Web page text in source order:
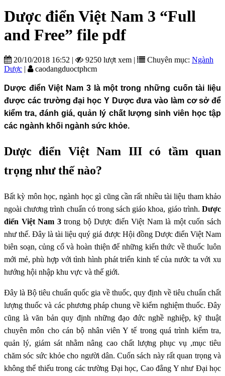
Dược điển Việt Nam 3 “Full
and Free” file pdf
20/10/2018 16:52 | 9250 lượt xem | Chuyên mục: Ngành
Dược | caodangduoctphcm
Dược điển Việt Nam 3 là một trong những cuốn tài liệu
được các trường đại học Y Dược đưa vào làm cơ sở để
kiểm tra, đánh giá, quản lý chất lượng sinh viên học tập
các ngành khối ngành sức khỏe.
Dược điển Việt Nam III có tầm quan
trọng như thế nào?
Bất kỳ môn học, ngành học gì cũng cần rất nhiều tài liệu tham khảo
ngoài chương trình chuẩn có trong sách giáo khoa, giáo trình. Dược
điển Việt Nam 3trong bộ Dược điển Việt Nam là một cuốn sách
như thế. Đây là tài liệu quý giá được Hội đồng Dược điển Việt Nam
biên soạn, củng cố và hoàn thiện để những kiến thức về thuốc luôn
mới mẻ, phù hợp với tình hình phát triển kinh tế của nước ta với xu
hướng hội nhập khu vực và thế giới.
Đây là Bộ tiêu chuẩn quốc gia về thuốc, quy định về tiêu chuẩn chất
lượng thuốc và các phương pháp chung về kiểm nghiệm thuốc. Đây
cũng là văn bản quy định những đạo đức nghề nghiệp, kỹ thuật
chuyên môn cho cán bộ nhân viên Y tế trong quá trình kiểm tra,
quản lý, giám sát nhằm nâng cao chất lượng phục vụ ,mục tiêu
chăm sóc sức khỏe cho người dân. Cuốn sách này rất quan trọng và
không thể thiếu trong các trường Đại học, Cao đẳng Y như Đại học